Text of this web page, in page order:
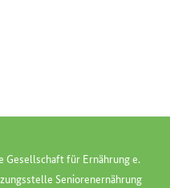
Gesellschaft für Ernährung e.
Seniorenernährung